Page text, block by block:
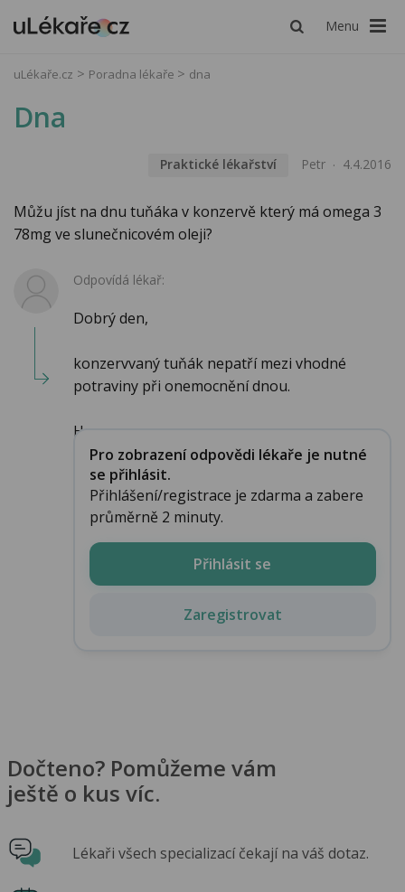
Menu
uLékaře.cz Poradna lékaře dna
Dna
Praktické lékařství Petr 4.4.2016
Můžu jíst na dnu tuňáka v konzervě který má omega 3
78mg ve slunečnicovém oleji?
Odpovídá lékař:
Dobrý den,
konzervvaný tuňák nepatří mezi vhodné
potraviny při onemocnění dnou.
He...
Pro zobrazení odpovědi lékaře je nutné
se přihlásit.
Přihlášení/registrace je zdarma a zabere
průměrně 2 minuty.
Přihlásit se
Zaregistrovat
Dočteno? Pomůžeme vám
ještě o kus víc.
Lékaři všech specializací čekají na váš dotaz.